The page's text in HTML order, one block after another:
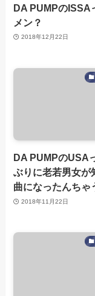
DA PUMPのISSA
メン？
2018年12月22日
DA PUMPのUSA
ぶりに老若男女が
曲になったんちゃ
2018年11月22日